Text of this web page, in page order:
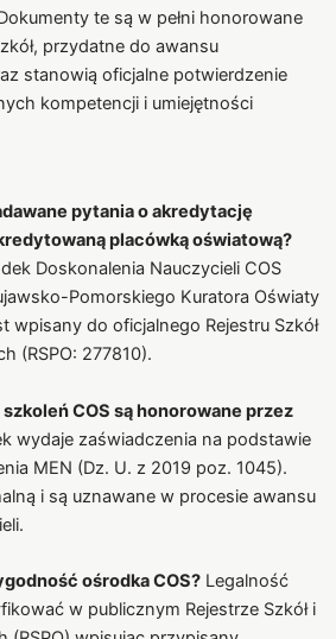
te są w pełni honorowane
przydatne do awansu
stanowią oficjalne potwierdzenie
kompetencji i umiejętności
pytania o akredytację
placówką oświatową?
Doskonalenia Nauczycieli COS
Pomorskiego Kuratora Oświaty
wpisany do oficjalnego Rejestru Szkół
(RSPO: 277810).
COS są honorowane przez
wydaje zaświadczenia na podstawie
MEN (Dz. U. z 2019 poz. 1045).
i są uznawane w procesie awansu
ośrodka COS? Legalność
w publicznym Rejestrze Szkół i